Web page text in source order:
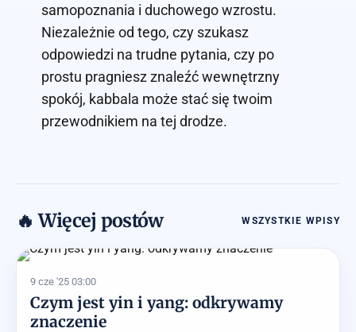
samopoznania i duchowego wzrostu.
Niezależnie od tego, czy szukasz
odpowiedzi na trudne pytania, czy po
prostu pragniesz znaleźć wewnętrzny
spokój, kabbala może stać się twoim
przewodnikiem na tej drodze.
🔥 Więcej postów WSZYSTKIE WPISY
9 cze '25 03:00
Czym jest yin i yang: odkrywamy
znaczenie